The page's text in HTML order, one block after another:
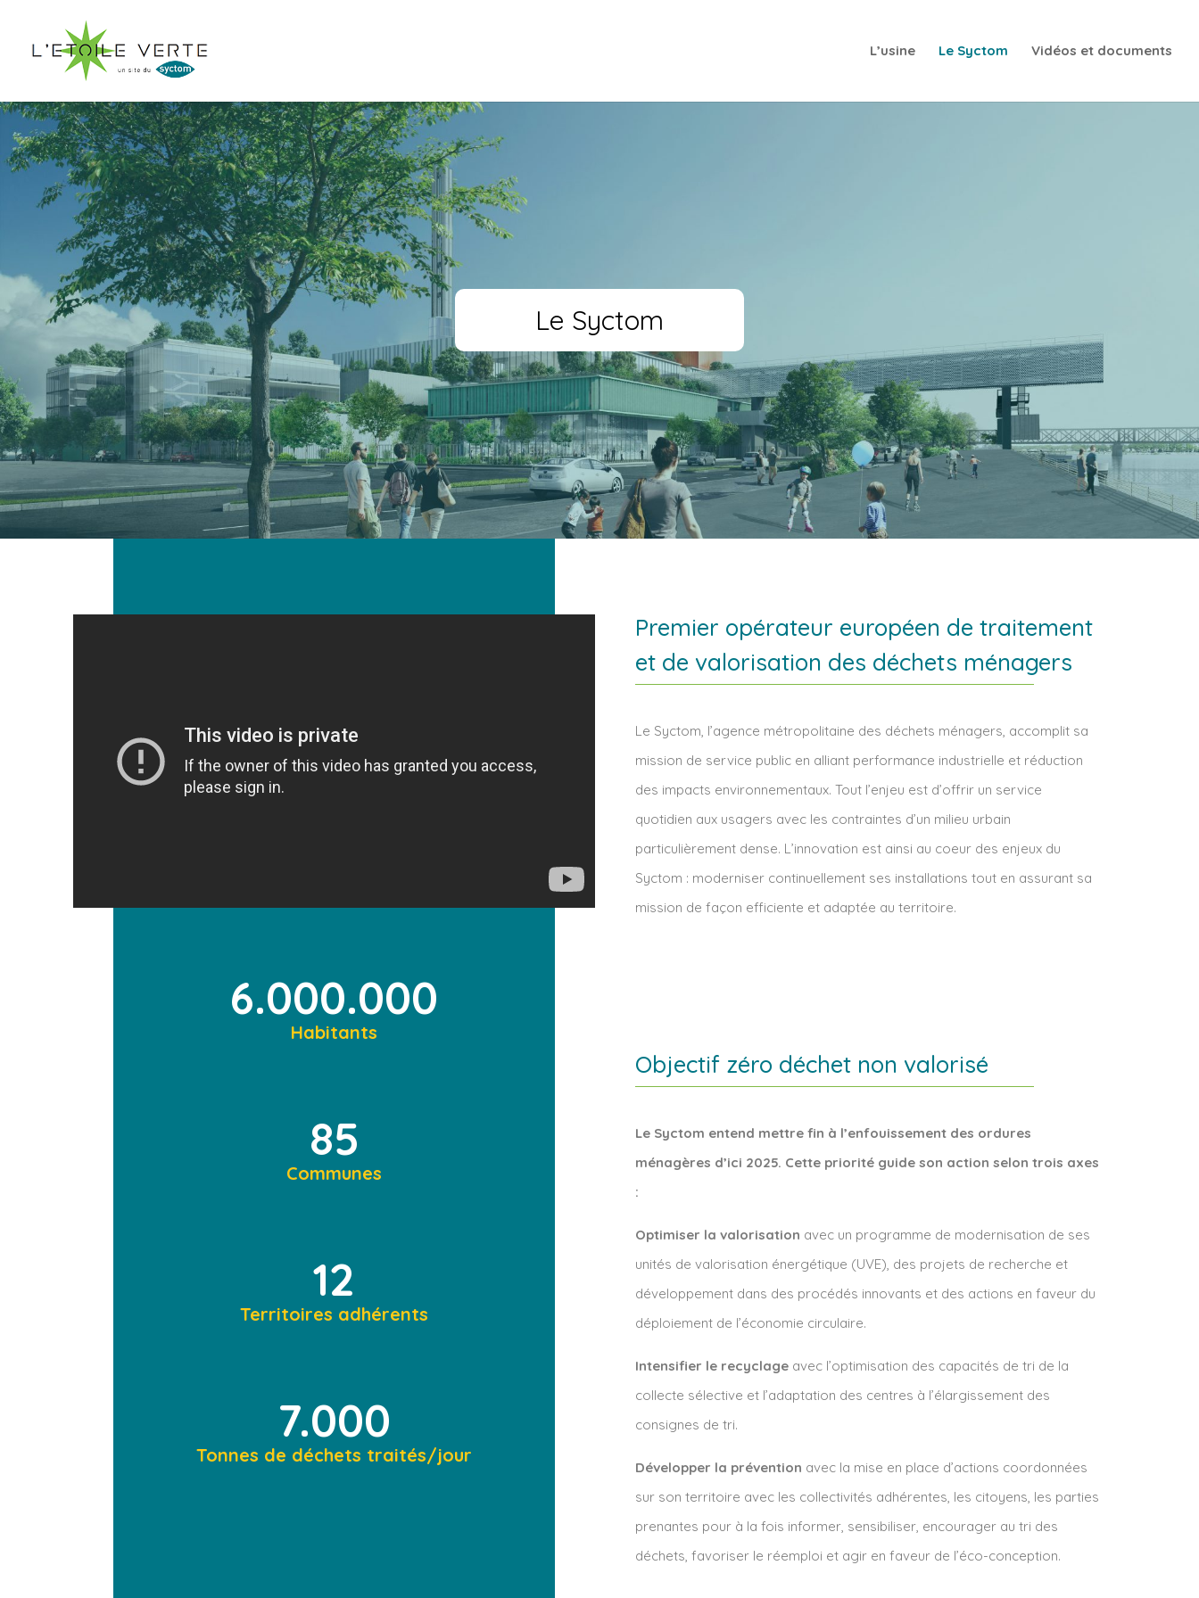
L’usine Le Syctom Vidéos et documents
Le Syctom
Premier opérateur européen de traitement
et de valorisation des déchets ménagers
Le Syctom, l’agence métropolitaine des déchets ménagers, accomplit sa
mission de service public en alliant performance industrielle et réduction
des impacts environnementaux. Tout l’enjeu est d’offrir un service
quotidien aux usagers avec les contraintes d’un milieu urbain
particulièrement dense. L’innovation est ainsi au coeur des enjeux du
Syctom : moderniser continuellement ses installations tout en assurant sa
mission de façon efficiente et adaptée au territoire.
6.000.000
Habitants
85
Communes
12
Territoires adhérents
7.000
Tonnes de déchets traités/jour
Objectif zéro déchet non valorisé
Le Syctom entend mettre fin à l’enfouissement des ordures
ménagères d’ici 2025. Cette priorité guide son action selon trois axes
:
Optimiser la valorisation avec un programme de modernisation de ses
unités de valorisation énergétique (UVE), des projets de recherche et
développement dans des procédés innovants et des actions en faveur du
déploiement de l’économie circulaire.
Intensifier le recyclage avec l’optimisation des capacités de tri de la
collecte sélective et l’adaptation des centres à l’élargissement des
consignes de tri.
Développer la prévention avec la mise en place d’actions coordonnées
sur son territoire avec les collectivités adhérentes, les citoyens, les parties
prenantes pour à la fois informer, sensibiliser, encourager au tri des
déchets, favoriser le réemploi et agir en faveur de l’éco-conception.